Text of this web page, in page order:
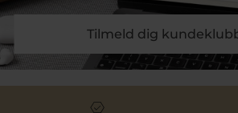
næsten love at du finder det du skal
også være du finder det rette smykke
over et af voresure som vi også
Tilmeld dig